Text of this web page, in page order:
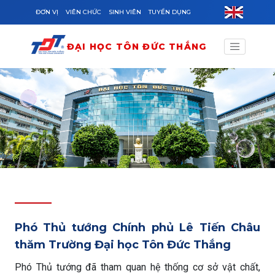
Skip to main content
ĐƠN VỊ VIÊN CHỨC SINH VIÊN TUYỂN DỤNG
ĐẠI HỌC TÔN ĐỨC THẮNG
Phó Thủ tướng Chính phủ Lê Tiến Châu
thăm Trường Đại học Tôn Đức Thắng
Phó Thủ tướng đã tham quan hệ thống cơ sở vật chất,